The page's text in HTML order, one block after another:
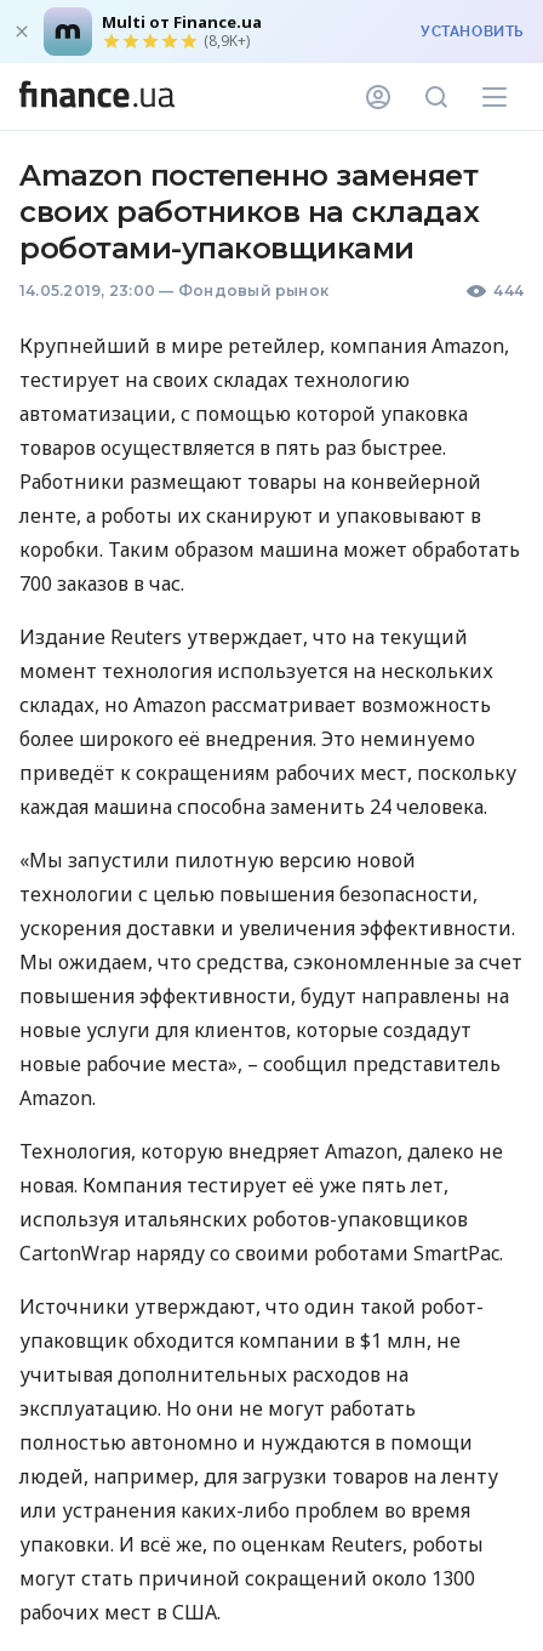
Multi от Finance.ua
(8,9K+) УСТАНОВИТЬ
Amazon постепенно заменяет
своих работников на складах
роботами-упаковщиками
14.05.2019, 23:00 — Фондовый рынок 444
Крупнейший в мире ретейлер, компания Amazon,
тестирует на своих складах технологию
автоматизации, с помощью которой упаковка
товаров осуществляется в пять раз быстрее.
Работники размещают товары на конвейерной
ленте, а роботы их сканируют и упаковывают в
коробки. Таким образом машина может обработать
700 заказов в час.
Издание Reuters утверждает, что на текущий
момент технология используется на нескольких
складах, но Amazon рассматривает возможность
более широкого её внедрения. Это неминуемо
приведёт к сокращениям рабочих мест, поскольку
каждая машина способна заменить 24 человека.
«Мы запустили пилотную версию новой
технологии с целью повышения безопасности,
ускорения доставки и увеличения эффективности.
Мы ожидаем, что средства, сэкономленные за счет
повышения эффективности, будут направлены на
новые услуги для клиентов, которые создадут
новые рабочие места», – сообщил представитель
Amazon.
Технология, которую внедряет Amazon, далеко не
новая. Компания тестирует её уже пять лет,
используя итальянских роботов-упаковщиков
CartonWrap наряду со своими роботами SmartPac.
Источники утверждают, что один такой робот-
упаковщик обходится компании в $1 млн, не
учитывая дополнительных расходов на
эксплуатацию. Но они не могут работать
полностью автономно и нуждаются в помощи
людей, например, для загрузки товаров на ленту
или устранения каких-либо проблем во время
упаковки. И всё же, по оценкам Reuters, роботы
могут стать причиной сокращений около 1300
рабочих мест вСША.